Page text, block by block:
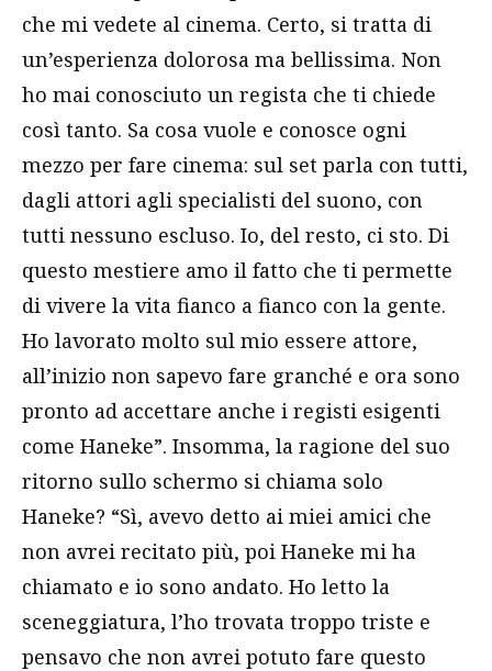
che mi vedete al cinema. Certo, si tratta di
un’esperienza dolorosa ma bellissima. Non
ho mai conosciuto un regista che ti chiede
così tanto. Sa cosa vuole e conosce ogni
mezzo per fare cinema: sul set parla con tutti,
dagli attori agli specialisti del suono, con
tutti nessuno escluso. Io, del resto, ci sto. Di
questo mestiere amo il fatto che ti permette
di vivere la vita fianco a fianco con la gente.
Ho lavorato molto sul mio essere attore,
all’inizio non sapevo fare granché e ora sono
pronto ad accettare anche i registi esigenti
come Haneke”. Insomma, la ragione del suo
ritorno sullo schermo si chiama solo
Haneke? “Sì, avevo detto ai miei amici che
non avrei recitato più, poi Haneke mi ha
chiamato e io sono andato. Ho letto la
sceneggiatura, l’ho trovata troppo triste e
pensavo che non avrei potuto fare questo